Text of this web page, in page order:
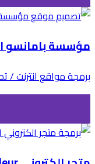
مؤسسة بامانسو
برمجة مواقع انترنت /